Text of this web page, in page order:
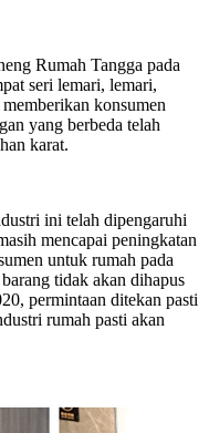
Rumah Tangga pada
seri lemari, lemari,
konsumen
yang berbeda telah
karat.
ini telah dipengaruhi
mencapai peningkatan
untuk rumah pada
tidak akan dihapus
permintaan ditekan pasti
rumah pasti akan